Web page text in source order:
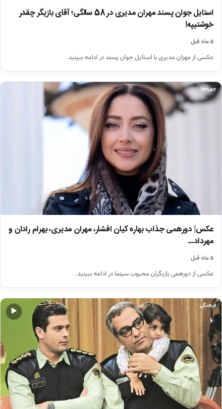
استایل جوان پسند مهران مدیری در 58 سالگی؛ آقای بازیگر چقدر
خوشتیپه!
۵ ماه قبل
عکسی از مهزان مدیری با استایل جوان پسند در ادامه ببینید.
چهره‌ها
عکس| دورهمی جذاب بهاره کیان افشار، مهران مدیری، بهرام رادان و
مهرداد…
۵ ماه قبل
عکسی از دورهمی بازیگران محبوب سینما در ادامه ببینید.
▶
فرهنگی